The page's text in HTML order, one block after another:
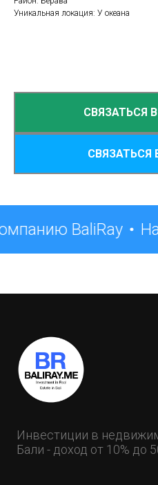
Уникальная локация: У океана
СВЯЗАТЬСЯ В
СВЯЗАТЬСЯ
BaliRay
Инвестиции в
Бали - доход от 10% до